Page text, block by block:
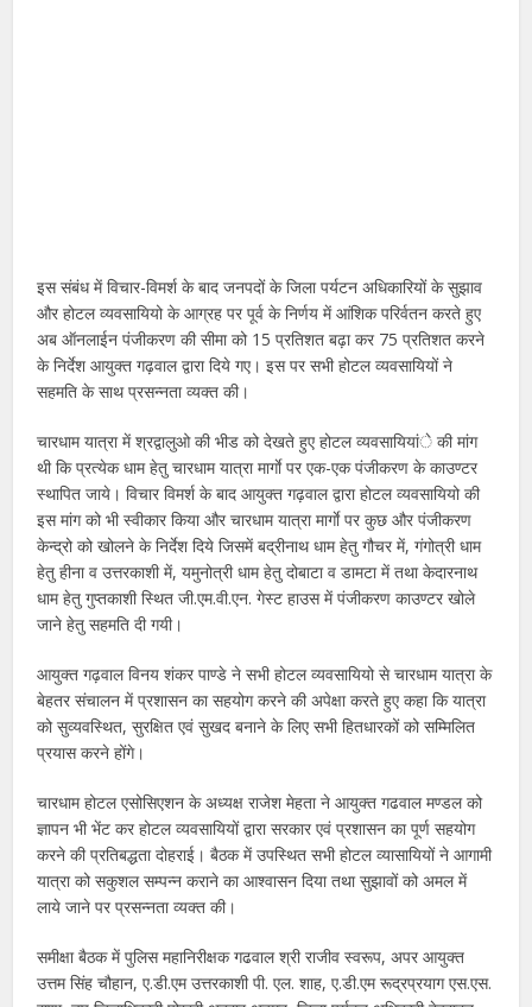
इस संबंध में विचार-विमर्श के बाद जनपदों के जिला पर्यटन अधिकारियों के सुझाव
और होटल व्यवसायियो के आग्रह पर पूर्व के निर्णय में आंशिक परिर्वतन करते हुए
अब ऑनलाईन पंजीकरण की सीमा को 15 प्रतिशत बढ़ा कर 75 प्रतिशत करने
के निर्देश आयुक्त गढ़वाल द्वारा दिये गए। इस पर सभी होटल व्यवसायियों ने
सहमति के साथ प्रसन्नता व्यक्त की।
चारधाम यात्रा में श्रद्वालुओ की भीड को देखते हुए होटल व्यवसायियांे की मांग
थी कि प्रत्येक धाम हेतु चारधाम यात्रा मार्गाे पर एक-एक पंजीकरण के काउण्टर
स्थापित जाये। विचार विमर्श के बाद आयुक्त गढ़वाल द्वारा होटल व्यवसायियो की
इस मांग को भी स्वीकार किया और चारधाम यात्रा मार्गाे पर कुछ और पंजीकरण
केन्द्रो को खोलने के निर्देश दिये जिसमें बद्रीनाथ धाम हेतु गौचर में, गंगोत्री धाम
हेतु हीना व उत्तरकाशी में, यमुनोत्री धाम हेतु दोबाटा व डामटा में तथा केदारनाथ
धाम हेतु गुप्तकाशी स्थित जी.एम.वी.एन. गेस्ट हाउस में पंजीकरण काउण्टर खोले
जाने हेतु सहमति दी गयी।
आयुक्त गढ़वाल विनय शंकर पाण्डे ने सभी होटल व्यवसायियो से चारधाम यात्रा के
बेहतर संचालन में प्रशासन का सहयोग करने की अपेक्षा करते हुए कहा कि यात्रा
को सुव्यवस्थित, सुरक्षित एवं सुखद बनाने के लिए सभी हितधारकों को सम्मिलित
प्रयास करने होंगे।
चारधाम होटल एसोसिएशन के अध्यक्ष राजेश मेहता ने आयुक्त गढवाल मण्डल को
ज्ञापन भी भेंट कर होटल व्यवसायियों द्वारा सरकार एवं प्रशासन का पूर्ण सहयोग
करने की प्रतिबद्धता दोहराई। बैठक में उपस्थित सभी होटल व्यासायियों ने आगामी
यात्रा को सकुशल सम्पन्न कराने का आश्वासन दिया तथा सुझावों को अमल में
लाये जाने पर प्रसन्नता व्यक्त की।
समीक्षा बैठक में पुलिस महानिरीक्षक गढवाल श्री राजीव स्वरूप, अपर आयुक्त
उत्तम सिंह चौहान, ए.डी.एम उत्तरकाशी पी. एल. शाह, ए.डी.एम रूद्रप्रयाग एस.एस.